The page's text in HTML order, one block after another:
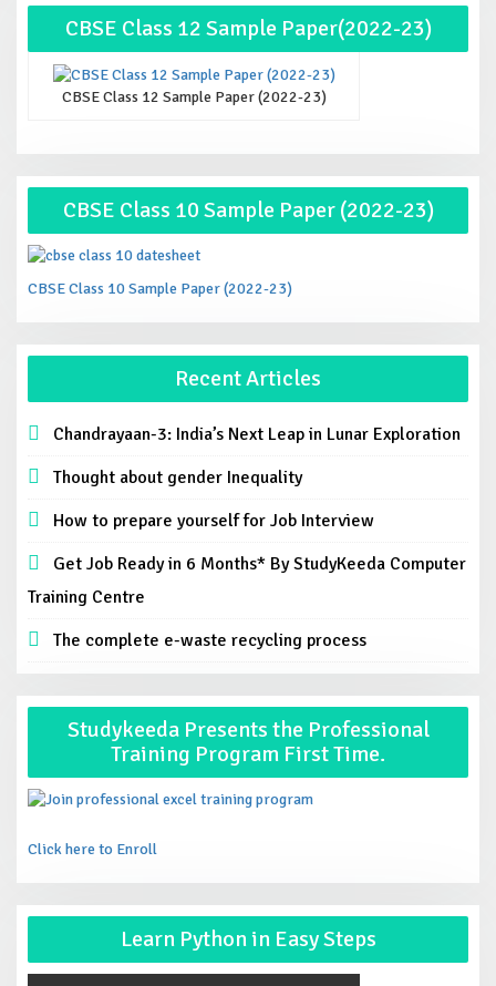
किसी भी 2 users का email id same नहीं हो सकता|
Cyber Crime के ज़रिये कुछ लोग Bank की सूचना को चोरी कर
CBSE Class 12 Sample Paper(2022-23)
CBSE Class 12 Sample Paper (2022-23)
CBSE Class 10 Sample Paper (2022-23)
CBSE Class 10 Sample Paper (2022-23)
Recent Articles
Chandrayaan-3: India’s Next Leap in Lunar Exploration
Thought about gender Inequality
How to prepare yourself for Job Interview
Get Job Ready in 6 Months* By StudyKeeda Computer
Training Centre
The complete e-waste recycling process
Studykeeda Presents the Professional
Training Program First Time.
Click here to Enroll
Learn Python in Easy Steps